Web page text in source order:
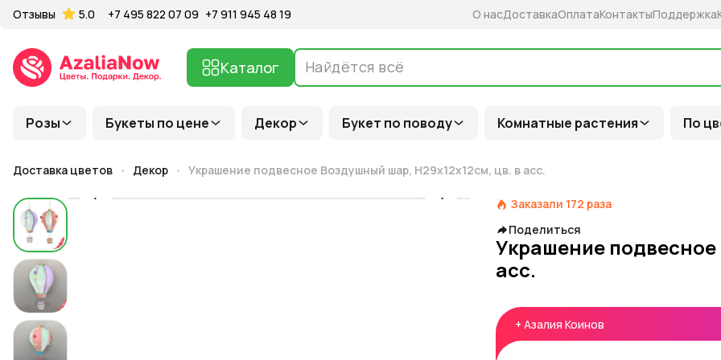
Розы Букеты по цене Декор Букет по поводу Комнатные растения По
Каталог
Отзывы 5.0 +7 495 822 07 09 +7 911 945 48 19 О насДоставкаОплатаКонтактыПоддержка
Доставка цветов Декор Украшение подвесное Воздушный шар, Н29х12х12см, цв. в асс.
Заказали 172 раза
Поделиться
Украшение
асс.
+ Азалия Коинов